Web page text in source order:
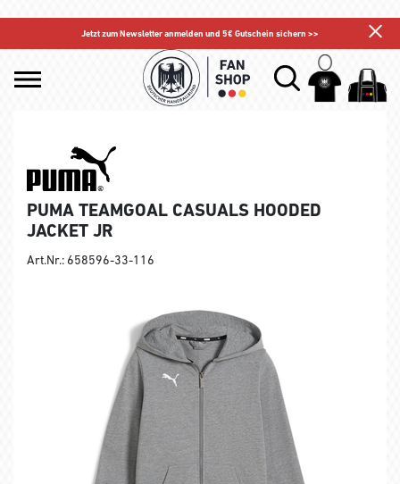
Jetzt zum Newsletter anmelden und 5€ Gutschein sichern >>
PUMA TEAMGOAL CASUALS HOODED
JACKET JR
Art.Nr.: 658596-33-116